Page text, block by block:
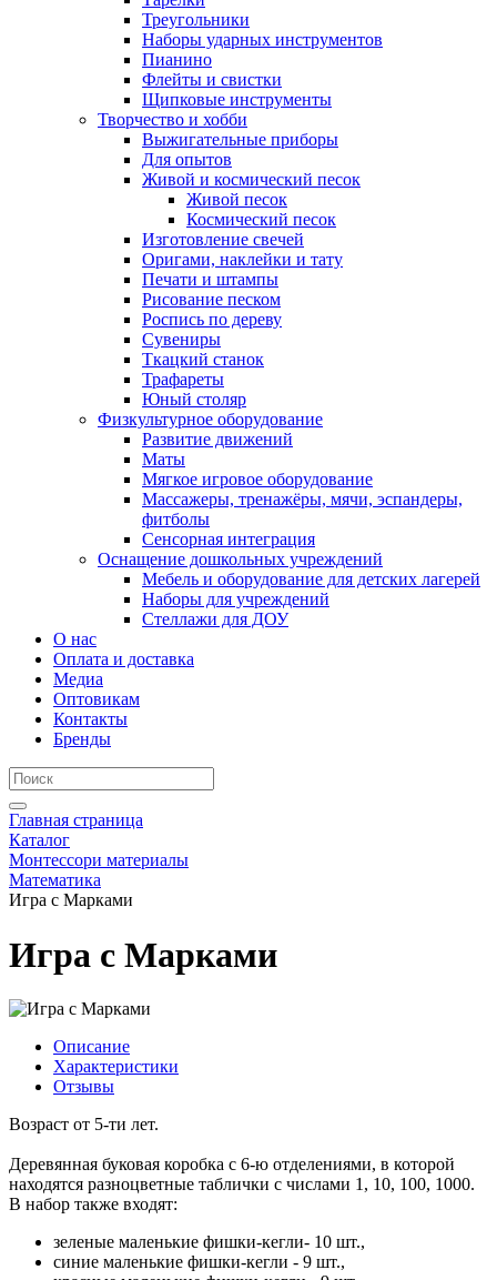
Треугольники
Наборы ударных инструментов
Пианино
Флейты и свистки
Щипковые инструменты
Творчество и хобби
Выжигательные приборы
Для опытов
Живой и космический песок
Живой песок
Космический песок
Изготовление свечей
Оригами, наклейки и тату
Печати и штампы
Рисование песком
Роспись по дереву
Сувениры
Ткацкий станок
Трафареты
Юный столяр
Физкультурное оборудование
Развитие движений
Маты
Мягкое игровое оборудование
Массажеры, тренажёры, мячи, эспандеры,
фитболы
Сенсорная интеграция
Оснащение дошкольных учреждений
Мебель и оборудование для детских лагерей
Наборы для учреждений
Стеллажи для ДОУ
О нас
Оплата и доставка
Медиа
Оптовикам
Контакты
Бренды
Главная страница
Каталог
Монтессори материалы
Математика
Игра с Марками
Игра с Марками
Описание
Характеристики
Отзывы
Возраст от 5-ти лет.
Деревянная буковая коробка с 6-ю отделениями, в которой
находятся разноцветные таблички с числами 1, 10, 100, 1000.
В набор также входят:
зеленые маленькие фишки-кегли- 10 шт.,
синие маленькие фишки-кегли - 9 шт.,